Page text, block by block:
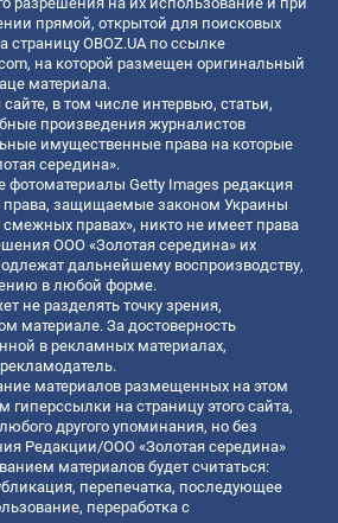
прямой, открытой для поисковых
страницу OBOZ.UA по ссылке
, на которой размещен оригинальный
материала.
в том числе интервью, статьи,
произведения журналистов
имущественные права на которые
середина».
фотоматериалы Getty Images редакция
защищаемые законом Украины
смежных правах», никто не имеет права
ООО «Золотая середина» их
дальнейшему воспроизводству,
в любой форме.
не разделять точку зрения,
материале. За достоверность
в рекламных материалах,
материалов размещенных на этом
гиперссылки на страницу этого сайта,
другого упоминания, но без
Редакции/ООО «Золотая середина»
материалов будет считаться:
перепечатка, последующее
переработка с